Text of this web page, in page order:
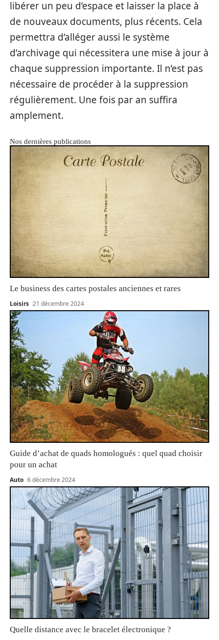
libérer un peu d’espace et laisser la place à
de nouveaux documents, plus récents. Cela
permettra d’alléger aussi le système
d’archivage qui nécessitera une mise à jour à
chaque suppression importante. Il n’est pas
nécessaire de procéder à la suppression
régulièrement. Une fois par an suffira
amplement.
Nos dernières publications
Le business des cartes postales anciennes et rares
Loisirs 21 décembre 2024
Guide d’achat de quads homologués : quel quad choisir
pour un achat
Auto 6 décembre 2024
Quelle distance avec le bracelet électronique ?